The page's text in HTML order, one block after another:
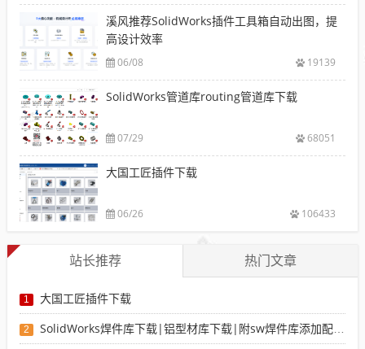
溪风推荐SolidWorks插件工具箱自动出图，提
高设计效率
06/08 19139
SolidWorks管道库routing管道库下载
07/29 68051
大国工匠插件下载
06/26 106433
站长推荐 热门文章
1 大国工匠插件下载
2 SolidWorks焊件库下载|铝型材库下载|附sw焊件库添加配置使用教程